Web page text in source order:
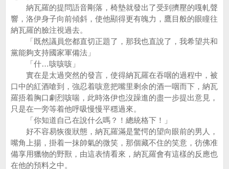
納瓦羅的提問語音剛落，椅墊就發出了受到擠壓的嘎軋聲
響，洛伊身子向前傾斜，使他顯得更有魄力，鷹目般的眼瞳往
納瓦羅的臉注視過去。
「既然議員您都直切正題了，那我也直說了，我希望共和
黨能夠支持國家軍備法」
「什…咳咳咳」
實在是太過突然的發言，使得納瓦羅在吞咽的過程中，被
口中的紅酒嗆到，強忍着咳意把嘴里剩余的酒一咽而下，納瓦
羅捂着胸口劇烈咳喘，此時洛伊也沒躁進的盡一步提出意見，
只是在一旁等着他呼吸慢慢平穩過來。
「你知道自己在說什么嗎？！總統格下！」
好不容易恢復狀態，納瓦羅滿是驚愕的望向眼前的男人，
嘴角上揚，掛着一抹帥氣的微笑，那個藏不住的笑意，彷佛准
備享用獵物的野獸，由這表情看來，納瓦羅會有這樣的反應也
在他的預料之中。